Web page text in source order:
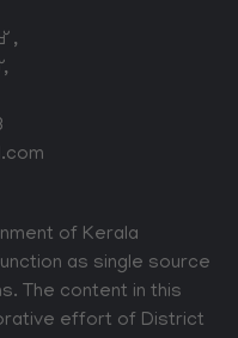
,
of Kerala
as single source
The content in this
effort of District